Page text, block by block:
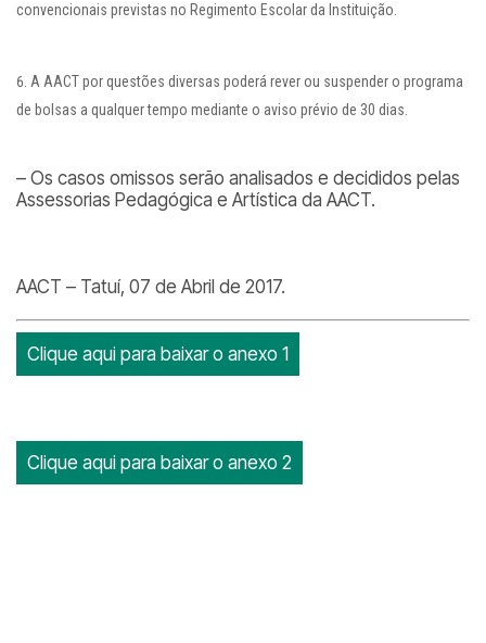
convencionais previstas no Regimento Escolar da Instituição.
A AACT por questões diversas poderá rever ou suspender o programa
de bolsas a qualquer tempo mediante o aviso prévio de 30 dias.
– Os casos omissos serão analisados e decididos pelas
Assessorias Pedagógica e Artística da AACT.
AACT – Tatuí, 07 de Abril de 2017.
Clique aqui para baixar o anexo 1
Clique aqui para baixar o anexo 2